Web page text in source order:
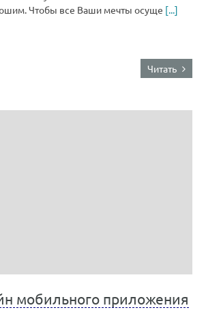
Чтобы все Ваши мечты осуще [...]
Читать
мобильного приложения